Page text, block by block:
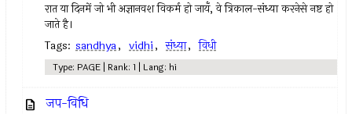
रात या दिनमें जो भी अज्ञानवश विकर्म हो जायँ, वे त्रिकाल-संध्या करनेसे नष्ट हो
जाते है।
Tags: sandhya, vidhi, संध्या, विधी
Type: PAGE | Rank: 1 | Lang: hi
जप-विधि